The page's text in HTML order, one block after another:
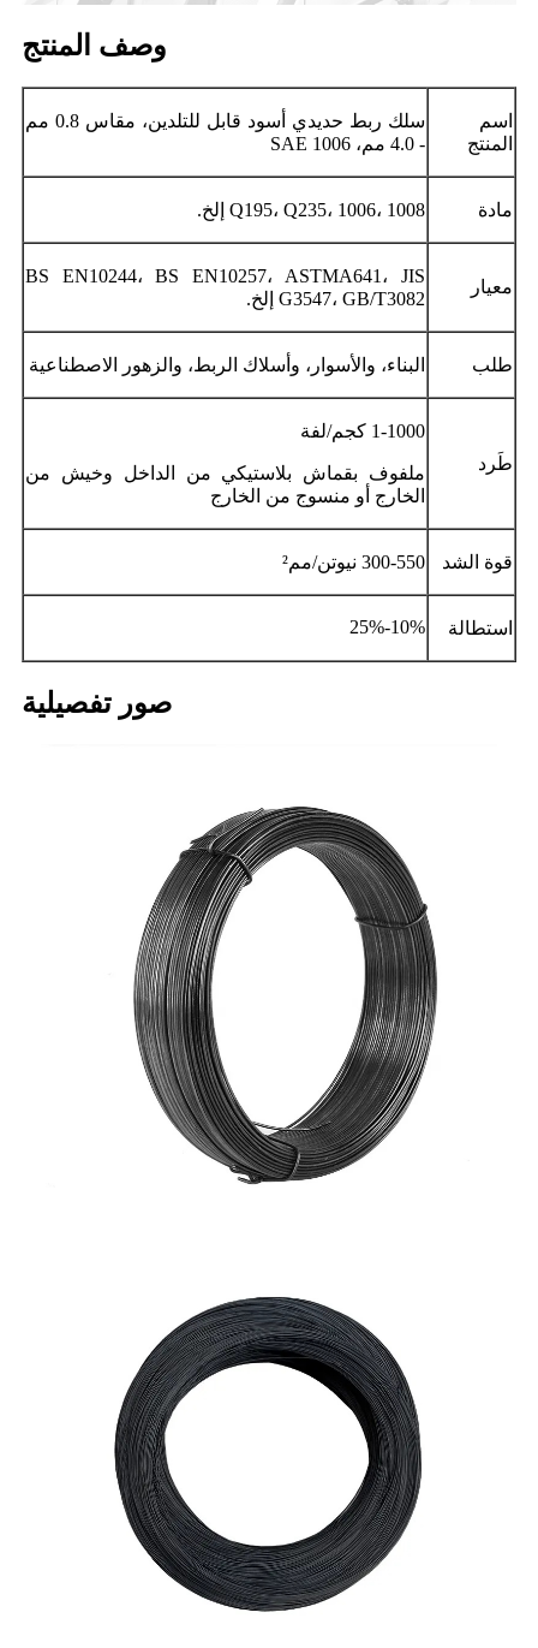
وصف المنتج
اسم
المنتج
سلك ربط حديدي أسود قابل للتلدين، مقاس 0.8 مم
- 4.0 مم، SAE 1006
مادة Q195، Q235، 1006، 1008 إلخ.
معيار
BS EN10244، BS EN10257، ASTMA641، JIS
G3547، GB/T3082 إلخ.
طلب البناء، والأسوار، وأسلاك الربط، والزهور الاصطناعية
طَرد
1-1000 كجم/لفة
ملفوف بقماش بلاستيكي من الداخل وخيش من
الخارج أو منسوج من الخارج
قوة الشد 300-550 نيوتن/مم²
استطالة 10%-25%
صور تفصيلية